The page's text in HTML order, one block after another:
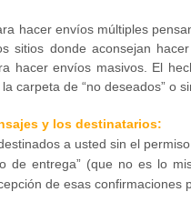
hacer envíos múltiples
sitios donde aconsejan
hacer envíos masivos. El
carpeta de “no deseados” o
y los destinatarios:
a usted sin el
de entrega” (que no es lo
de esas confirmaciones